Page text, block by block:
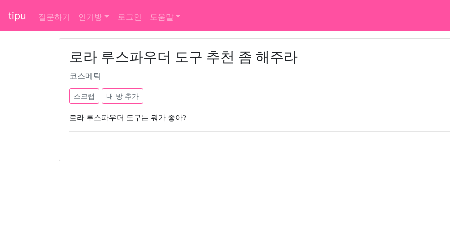
tipu 질문하기 인기방 로그인 도움말
로라 루스파우더 도구 추천 좀 해주라
코스메틱
스크랩 내 방 추가
로라 루스파우더 도구는 뭐가 좋아?